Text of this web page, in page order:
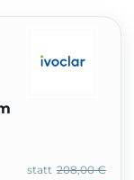
208,00 €
statt